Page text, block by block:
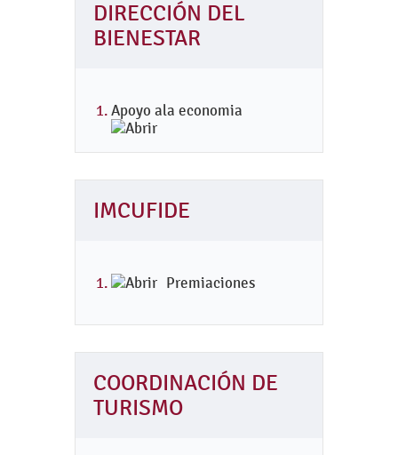
DIRECCIÓN DEL
BIENESTAR
Apoyo ala economia
IMCUFIDE
Premiaciones
COORDINACIÓN DE
TURISMO